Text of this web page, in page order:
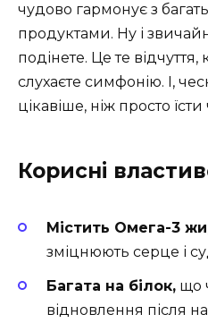
чудово гармонує з
продуктами. Ну і
подінете. Це те відчуття,
слухаєте симфонію. І,
цікавіше, ніж просто
Корисні
Містить Омега-3
зміцнюють серце і
Багата на білок, що
відновлення після